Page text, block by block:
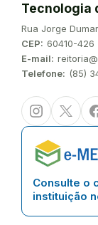
Tecnologia
Endereço:
Rua Jorge
CEP: 60410-426
E-mail:
Telefone: (85)
Instagram
Consulte o
instituição